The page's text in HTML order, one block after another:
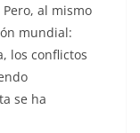
al mismo
mundial:
los conflictos
se ha